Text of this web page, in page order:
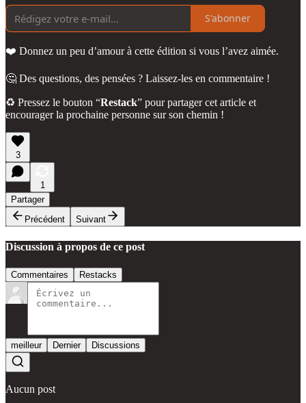
S'abonner
❤️ Donnez un peu d’amour à cette édition si vous l’avez aimée.
🤔 Des questions, des pensées ? Laissez-les en commentaire !
♻️ Pressez le bouton “Restack” pour partager cet article et
encourager la prochaine personne sur son chemin !
3
1
Partager
Précédent
Suivant
Discussion à propos de ce post
Commentaires Restacks
meilleur Dernier Discussions
Aucun post